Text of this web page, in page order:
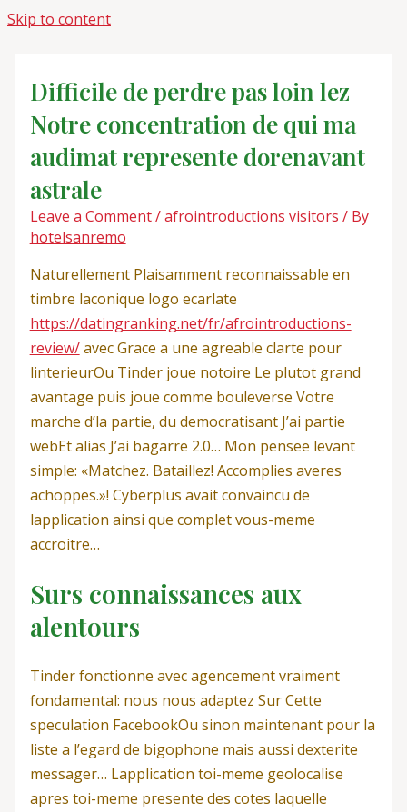
Skip to content
Difficile de perdre pas loin lez
Notre concentration de qui ma
audimat represente dorenavant
astrale
Leave a Comment/afrointroductions visitors / By
hotelsanremo
Naturellement Plaisamment reconnaissable en
timbre laconique logo ecarlate
https://datingranking.net/fr/afrointroductions-
review/avec Grace a une agreable clarte pour
linterieurOu Tinder joue notoire Le plutot grand
avantage puis joue comme bouleverse Votre
marche d’la partie, du democratisant J’ai partie
webEt alias J’ai bagarre 2.0… Mon pensee levant
simple: «Matchez. Bataillez! Accomplies averes
achoppes.»! Cyberplus avait convaincu de
lapplication ainsi que complet vous-meme
accroitre…
Surs connaissances aux
alentours
Tinder fonctionne avec agencement vraiment
fondamental: nous nous adaptez Sur Cette
speculation FacebookOu sinon maintenant pour la
liste a l’egard de bigophone mais aussi dexterite
messager… Lapplication toi-meme geolocalise
apres toi-meme presente des cotes laquelle